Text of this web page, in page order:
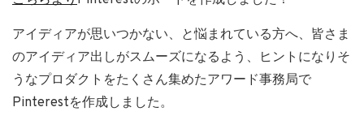
アイディアが思いつかない、と悩まれている方へ、皆さま
のアイディア出しがスムーズになるよう、ヒントになりそ
うなプロダクトをたくさん集めたアワード事務局で
Pinterestを作成しました。